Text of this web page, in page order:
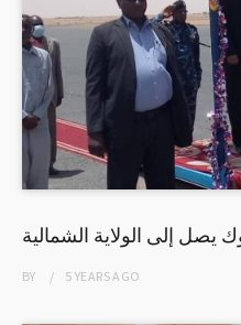
يصل إلى الولاية الشمالية
BY 5 YEARSAGO